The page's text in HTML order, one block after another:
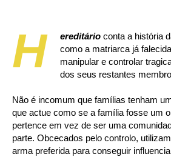
H ereditário conta a história
como a matriarca já
manipular e controlar
dos seus restantes
Não é incomum que famílias tenham
que actue como se a família fosse um
pertence em vez de ser uma
parte. Obcecados pelo controlo,
arma preferida para conseguir